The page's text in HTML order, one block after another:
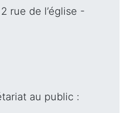
rue de l’église -
au public :